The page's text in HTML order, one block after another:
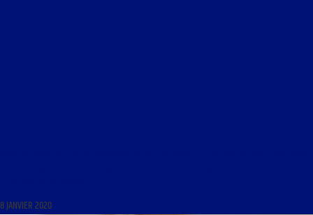
8 JANVIER 2020